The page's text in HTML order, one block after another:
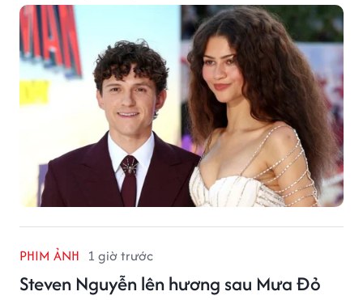
PHIM ẢNH 1 giờ trước
Steven Nguyễn lên hương sau Mưa Đỏ